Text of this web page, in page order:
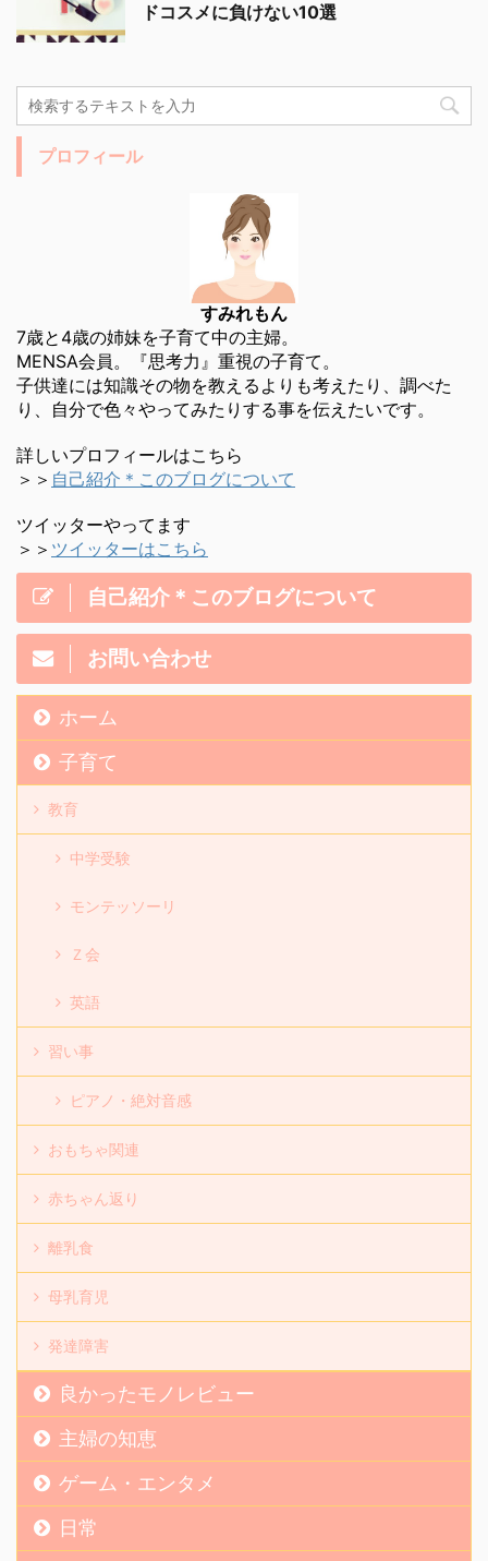
ドコスメに負けない10選
プロフィール
すみれもん
7歳と4歳の姉妹を子育て中の主婦。
MENSA会員。『思考力』重視の子育て。
子供達には知識その物を教えるよりも考えたり、調べた
り、自分で色々やってみたりする事を伝えたいです。
詳しいプロフィールはこちら
＞＞ 自己紹介＊このブログについて
ツイッターやってます
＞＞ ツイッターはこちら
自己紹介＊このブログについて
お問い合わせ
ホーム
子育て
教育
中学受験
モンテッソーリ
Ｚ会
英語
習い事
ピアノ・絶対音感
おもちゃ関連
赤ちゃん返り
離乳食
母乳育児
発達障害
良かったモノレビュー
主婦の知恵
ゲーム・エンタメ
日常